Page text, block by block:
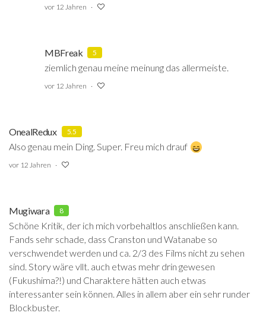
vor 12 Jahren
MBFreak 5
ziemlich genau meine meinung das allermeiste.
vor 12 Jahren
OnealRedux 5.5
Also genau mein Ding. Super. Freu mich drauf
vor 12 Jahren
Mugiwara 8
Schöne Kritik, der ich mich vorbehaltlos anschließen kann.
Fands sehr schade, dass Cranston und Watanabe so
verschwendet werden und ca. 2/3 des Films nicht zu sehen
sind. Story wäre vllt. auch etwas mehr drin gewesen
(Fukushima?!) und Charaktere hätten auch etwas
interessanter sein können. Alles in allem aber ein sehr runder
Blockbuster.